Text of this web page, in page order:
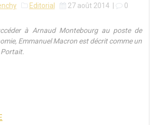
Editorial 27 août 2014 0
à Arnaud Montebourg au poste de
Emmanuel Macron est décrit comme un
Portait.